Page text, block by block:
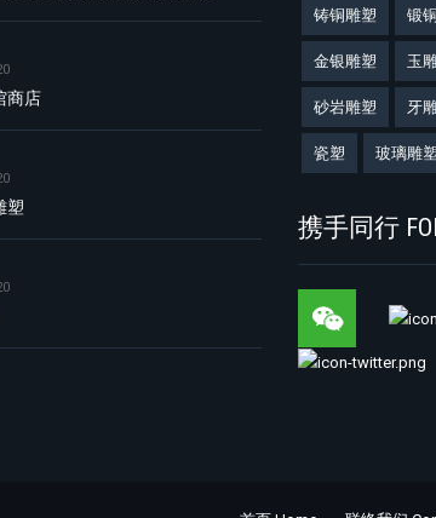
商店
塑
铸铜雕塑 锻
金银雕塑 玉
砂岩雕塑 牙
瓷塑 玻璃雕塑
携手同行